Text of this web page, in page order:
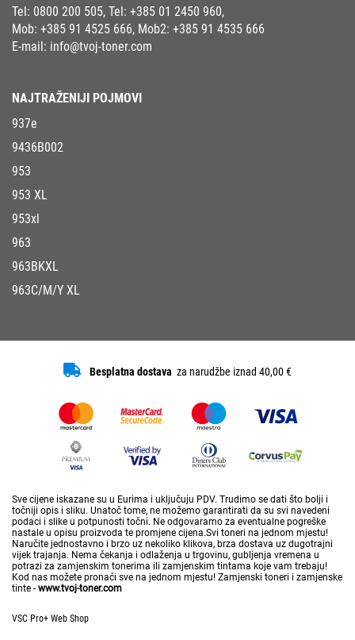
Tel: 0800 200 505, Tel: +385 01 2450 960,
Mob: +385 91 4525 666, Mob2: +385 91 4535 666
E-mail: info@tvoj-toner.com
NAJTRAŽENIJI POJMOVI
937e
9436B002
953
953 XL
953xl
963
963BKXL
963C/M/Y XL
Besplatna dostava za narudžbe iznad 40,00 €
Sve cijene iskazane su u Eurima i uključuju PDV. Trudimo se dati što bolji i
točniji opis i sliku. Unatoč tome, ne možemo garantirati da su svi navedeni
podaci i slike u potpunosti točni. Ne odgovaramo za eventualne pogreške
nastale u opisu proizvoda te promjene cijena.Svi toneri na jednom mjestu!
Naručite jednostavno i brzo uz nekoliko klikova, brza dostava uz dugotrajni
vijek trajanja. Nema čekanja i odlaženja u trgovinu, gubljenja vremena u
potrazi za zamjenskim tonerima ili zamjenskim tintama koje vam trebaju!
Kod nas možete pronaći sve na jednom mjestu! Zamjenski toneri i zamjenske
tinte - www.tvoj-toner.com
VSC Pro+ Web Shop